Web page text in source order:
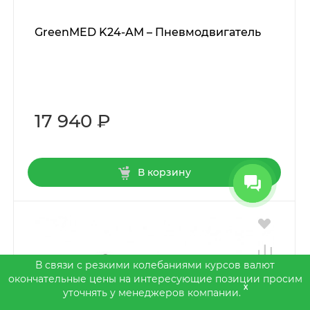
GreenMED K24-AM – Пневмодвигатель
17 940 ₽
В корзину
В связи с резкими колебаниями курсов валют
окончательные цены на интересующие позиции просим
уточнять у менеджеров компании.
x